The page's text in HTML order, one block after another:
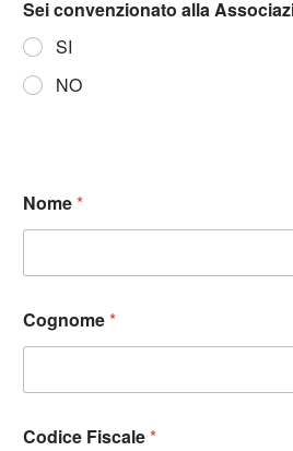
Sei convenzionato alla
SI
NO
Nome*
Cognome*
Codice Fiscale*